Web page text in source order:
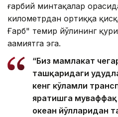
ғарбий минтақалар
километрдан ортиққа
Ғарб" темир йўлининг
аҳамиятга эга.
“Биз мамлакат
ташқаридаги
кенг кўламли
яратишга муваффақ
океан йўлларидан